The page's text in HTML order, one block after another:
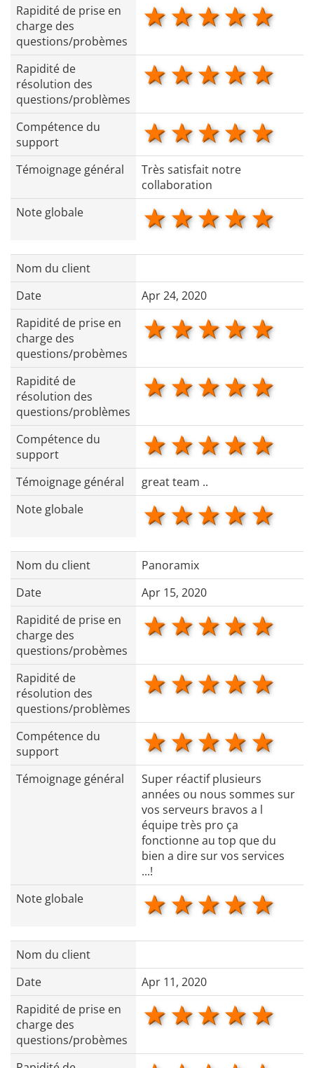
Rapidité de prise en
charge des
questions/probèmes
4
3 stars
2 stars
1 star
Rapidité de
résolution des
questions/problèmes
4
3 stars
2 stars
1 star
Compétence du
support
4
3 stars
2 stars
1 star
Témoignage général
Très satisfait notre
collaboration
Note globale
4
3 stars
2 stars
1 star
Nom du client
Date
Apr 24, 2020
Rapidité de prise en
charge des
questions/probèmes
4
3 stars
2 stars
1 star
Rapidité de
résolution des
questions/problèmes
4
3 stars
2 stars
1 star
Compétence du
support
4
3 stars
2 stars
1 star
Témoignage général
great team ..
Note globale
4
3 stars
2 stars
1 star
Nom du client
Panoramix
Date
Apr 15, 2020
Rapidité de prise en
charge des
questions/probèmes
4
3 stars
2 stars
1 star
Rapidité de
résolution des
questions/problèmes
4
3 stars
2 stars
1 star
Compétence du
support
4
3 stars
2 stars
1 star
Témoignage général
Super réactif plusieurs
années ou nous sommes sur
vos serveurs bravos a l
équipe très pro ça
fonctionne au top que du
bien a dire sur vos services
...!
Note globale
4
3 stars
2 stars
1 star
Nom du client
Date
Apr 11, 2020
Rapidité de prise en
charge des
questions/probèmes
4
3 stars
2 stars
1 star